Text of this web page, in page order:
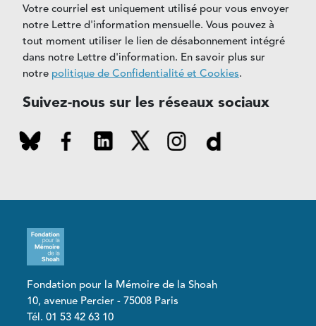
Votre courriel est uniquement utilisé pour vous envoyer
notre Lettre d'information mensuelle. Vous pouvez à
tout moment utiliser le lien de désabonnement intégré
dans notre Lettre d'information. En savoir plus sur
notre politique de Confidentialité et Cookies.
Suivez-nous sur les réseaux sociaux
Fondation pour la Mémoire de la Shoah
10, avenue Percier - 75008 Paris
Tél. 01 53 42 63 10